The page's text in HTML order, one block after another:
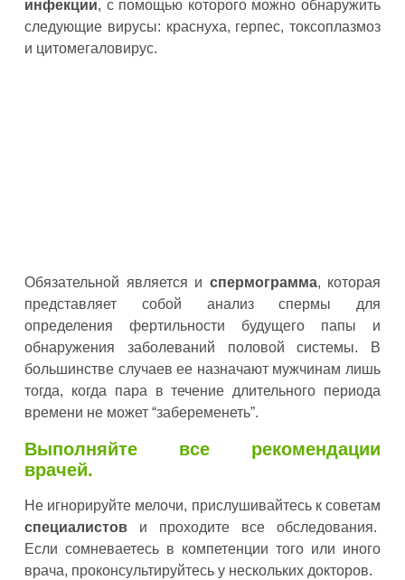
инфекции, с помощью которого можно обнаружить
следующие вирусы: краснуха, герпес, токсоплазмоз
и цитомегаловирус.
Обязательной является и спермограмма, которая
представляет собой анализ спермы для
определения фертильности будущего папы и
обнаружения заболеваний половой системы. В
большинстве случаев ее назначают мужчинам лишь
тогда, когда пара в течение длительного периода
времени не может “забеременеть”.
Выполняйте все рекомендации
врачей.
Не игнорируйте мелочи, прислушивайтесь к советам
специалистов и проходите все обследования.
Если сомневаетесь в компетенции того или иного
врача, проконсультируйтесь у нескольких докторов.